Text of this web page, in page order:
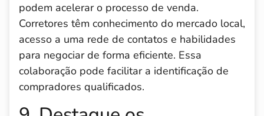
podem acelerar o processo de venda.
Corretores têm conhecimento do mercado local,
acesso a uma rede de contatos e habilidades
para negociar de forma eficiente. Essa
colaboração pode facilitar a identificação de
compradores qualificados.